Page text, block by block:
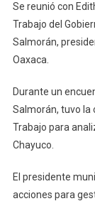
Se reunió con
Trabajo del
Salmorán,
Oaxaca.
Durante un
Salmorán, tuvo la
Trabajo para
Chayuco.
El presidente
acciones para